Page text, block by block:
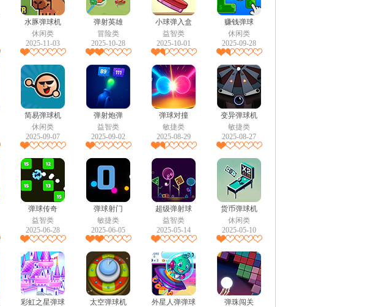
水豚弹球机
休闲类
2025-11-03
弹射英雄
冒险类
2025-10-28
小球弹入盒
益智类
2025-10-01
赚钱弹球
休闲类
2025-09-28
简易弹球机
休闲类
2025-09-07
弹射炮弹
益智类
2025-09-02
弹球对撞
敏捷类
2025-08-29
变异弹球机
敏捷类
2025-08-27
弹球传奇
益智类
2025-06-28
弹球射门
敏捷类
2025-06-05
超级弹射球
益智类
2025-05-14
货币弹球机
休闲类
2025-05-10
彩虹之星弹球
太空弹球机
外星人弹弹球
弹珠闯关